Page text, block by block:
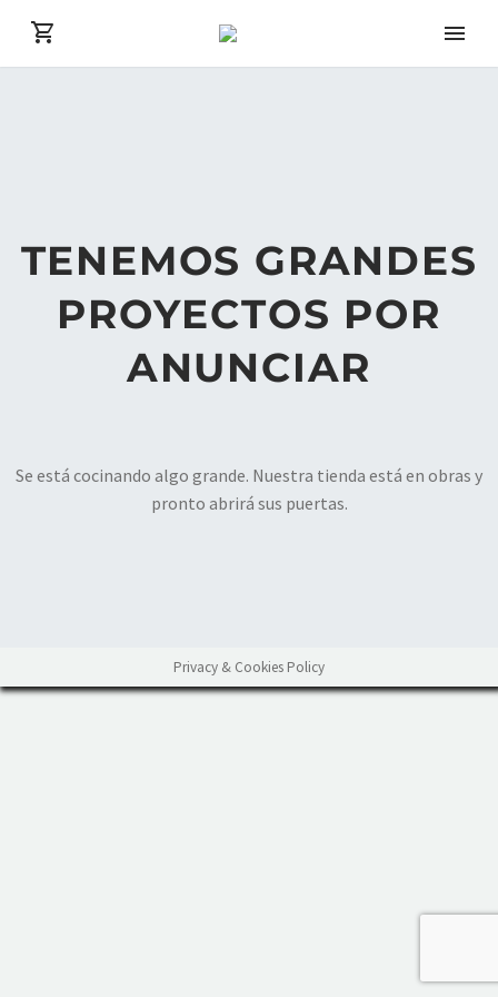
TENEMOS GRANDES
PROYECTOS POR
ANUNCIAR
Se está cocinando algo grande. Nuestra tienda está en obras y
pronto abrirá sus puertas.
Privacy & Cookies Policy